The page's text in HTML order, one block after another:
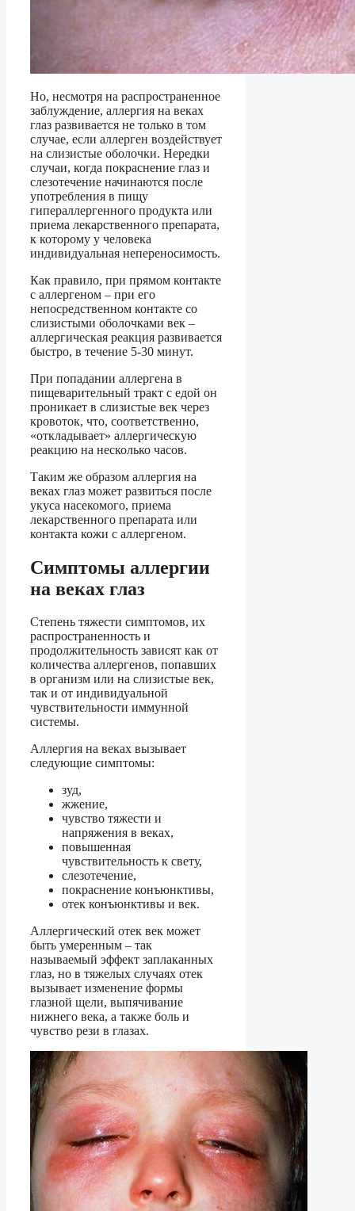
Но, несмотря на распространенное
заблуждение, аллергия на веках
глаз развивается не только в том
случае, если аллерген воздействует
на слизистые оболочки. Нередки
случаи, когда покраснение глаз и
слезотечение начинаются после
употребления в пищу
гипераллергенного продукта или
приема лекарственного препарата,
к которому у человека
индивидуальная непереносимость.
Как правило, при прямом контакте
с аллергеном – при его
непосредственном контакте со
слизистыми оболочками век –
аллергическая реакция развивается
быстро, в течение 5-30 минут.
При попадании аллергена в
пищеварительный тракт с едой он
проникает в слизистые век через
кровоток, что, соответственно,
«откладывает» аллергическую
реакцию на несколько часов.
Таким же образом аллергия на
веках глаз может развиться после
укуса насекомого, приема
лекарственного препарата или
контакта кожи с аллергеном.
Симптомы аллергии
на веках глаз
Степень тяжести симптомов, их
распространенность и
продолжительность зависят как от
количества аллергенов, попавших
в организм или на слизистые век,
так и от индивидуальной
чувствительности иммунной
системы.
Аллергия на веках вызывает
следующие симптомы:
зуд,
жжение,
чувство тяжести и
напряжения в веках,
повышенная
чувствительность к свету,
слезотечение,
покраснение конъюнктивы,
отек конъюнктивы и век.
Аллергический отек век может
быть умеренным – так
называемый эффект заплаканных
глаз, но в тяжелых случаях отек
вызывает изменение формы
глазной щели, выпячивание
нижнего века, а также боль и
чувство рези в глазах.